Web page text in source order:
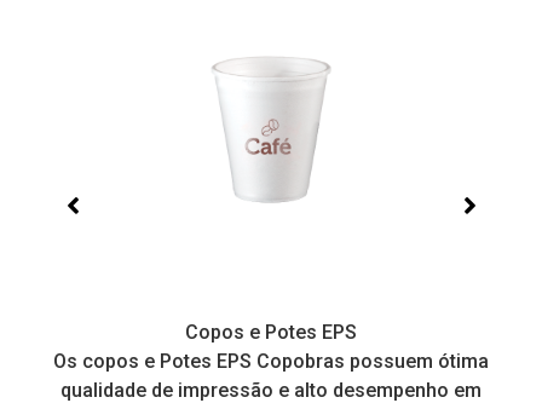
Copos e Potes EPS
Os copos e Potes EPS Copobras possuem ótima
qualidade de impressão e alto desempenho em